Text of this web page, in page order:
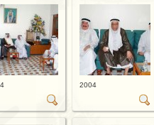
2004